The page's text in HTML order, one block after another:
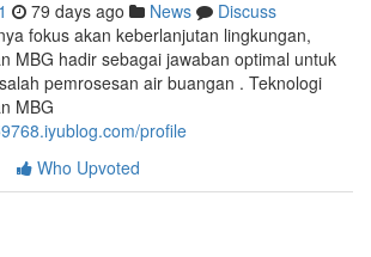
79 days ago News
Discuss
fokus akan keberlanjutan lingkungan,
MBG hadir sebagai jawaban optimal untuk
pemrosesan air buangan . Teknologi
MBG
profile
Who Upvoted